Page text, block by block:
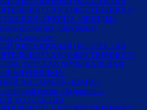
ХУДОЖЕСТВЕННОГО
ШОУ-ГРУППА «ЗВЕЗДЫ»
коллектив «Виктория»
«Сюрприз»
(ОБРАЗЦОВЫЙ) КОЛЛЕКТИВ
ХУДОЖЕСТВЕННОГО
ДЕТСКАЯ МУЗЫКАЛЬНАЯ
«ШАЛУНИШКИ»
АНСАМБЛЬ «ШАНС»
песни «Задоринка»
КОЛЛЕКТИВ